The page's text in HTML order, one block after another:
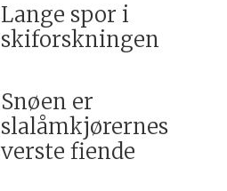
Lange spor i
skiforskningen
Snøen er
slalåmkjørernes
verste fiende